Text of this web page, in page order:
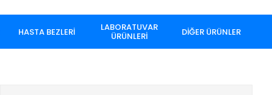
HASTA BEZLERİ LABORATUVAR
ÜRÜNLERİ DİĞER ÜRÜNLER